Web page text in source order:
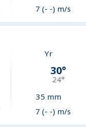
7 (- -) m/s
Yr
30°
24°
35 mm
7 (- -) m/s